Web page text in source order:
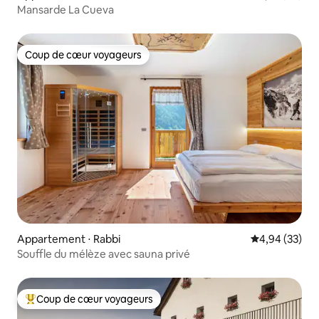
Mansarde La Cueva
Coup de cœur voyageurs
Coup de cœur voyageurs
Appartement ⋅ Rabbi Évaluation
4,94 (33)
Souffle du mélèze avec sauna privé
Coups de cœur voyageurs les plus appréciés
Coup de cœur voyageurs